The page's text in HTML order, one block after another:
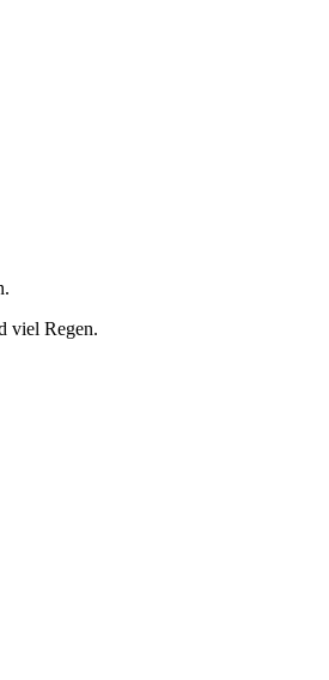
viel Regen.